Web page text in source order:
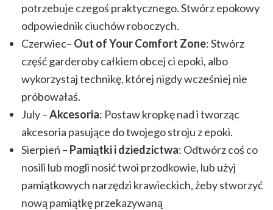
potrzebuje czegoś praktycznego. Stwórz epokowy
odpowiednik ciuchów roboczych.
Czerwiec– Out of Your Comfort Zone: Stwórz
część garderoby całkiem obcej ci epoki, albo
wykorzystaj technikę, której nigdy wcześniej nie
próbowałaś.
July –Akcesoria: Postaw kropkę nad i tworząc
akcesoria pasujące do twojego stroju z epoki.
Sierpień – Pamiątki i dziedzictwa: Odtwórz coś co
nosili lub mogli nosić twoi przodkowie, lub użyj
pamiątkowych narzędzi krawieckich, żeby stworzyć
nową pamiątkę przekazywaną